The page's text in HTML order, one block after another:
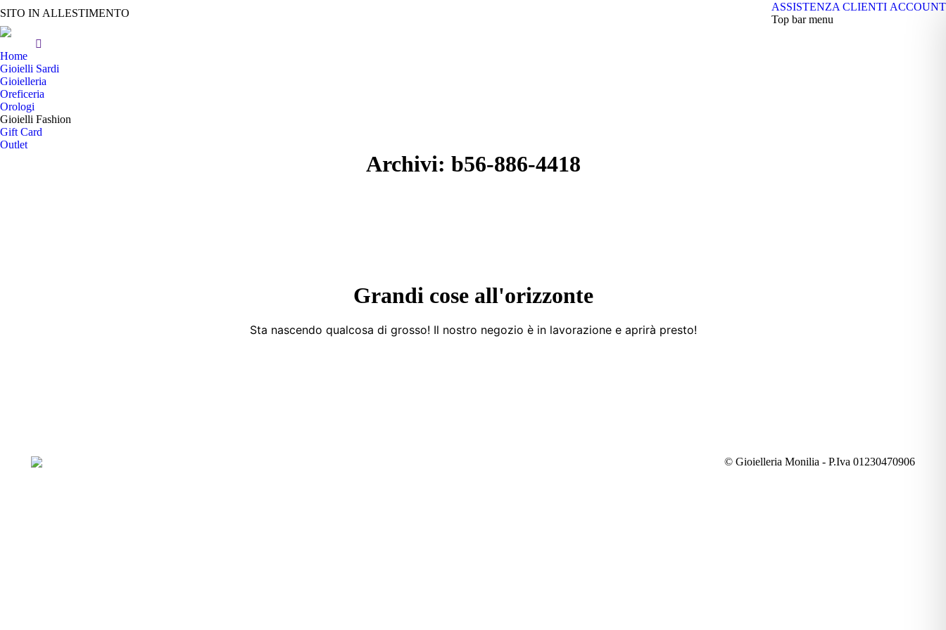
SITO IN ALLESTIMENTO ASSISTENZA CLIENTI ACCOUNT
Top bar menu
Home
Gioielli Sardi
Gioielleria
Oreficeria
Orologi
Gioielli Fashion
Gift Card
Outlet
Archivi: b56-886-4418
Grandi cose all'orizzonte
Sta nascendo qualcosa di grosso! Il nostro negozio è in lavorazione e aprirà presto!
© Gioielleria Monilia - P.Iva 01230470906